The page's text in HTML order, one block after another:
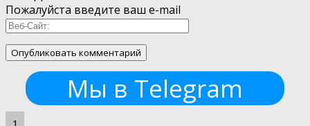
Пожалуйста введите ваш e-mail
Мы в Telegram
1